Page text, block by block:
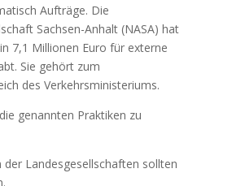
Aufträge. Die
Sachsen-Anhalt (NASA) hat
7,1 Millionen Euro für externe
Sie gehört zum
des Verkehrsministeriums.
genannten Praktiken zu
der Landesgesellschaften sollten